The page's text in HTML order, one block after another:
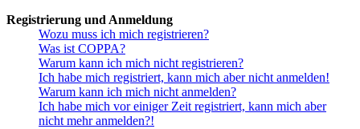
Registrierung und Anmeldung
Wozu muss ich mich registrieren?
Was ist COPPA?
Warum kann ich mich nicht registrieren?
Ich habe mich registriert, kann mich aber nicht anmelden!
Warum kann ich mich nicht anmelden?
Ich habe mich vor einiger Zeit registriert, kann mich aber
nicht mehr anmelden?!